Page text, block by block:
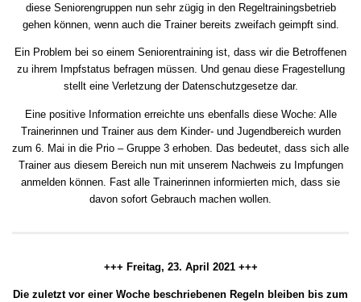
diese Seniorengruppen nun sehr zügig in den Regeltrainingsbetrieb
gehen können, wenn auch die Trainer bereits zweifach geimpft sind.
Ein Problem bei so einem Seniorentraining ist, dass wir die Betroffenen
zu ihrem Impfstatus befragen müssen. Und genau diese Fragestellung
stellt eine Verletzung der Datenschutzgesetze dar.
Eine positive Information erreichte uns ebenfalls diese Woche: Alle
Trainerinnen und Trainer aus dem Kinder- und Jugendbereich wurden
zum 6. Mai in die Prio – Gruppe 3 erhoben. Das bedeutet, dass sich alle
Trainer aus diesem Bereich nun mit unserem Nachweis zu Impfungen
anmelden können. Fast alle Trainerinnen informierten mich, dass sie
davon sofort Gebrauch machen wollen.
+++ Freitag, 23. April 2021 +++
Die zuletzt vor einer Woche beschriebenen Regeln bleiben bis zum